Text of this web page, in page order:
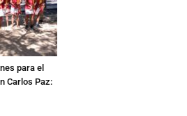
para el
Carlos Paz: